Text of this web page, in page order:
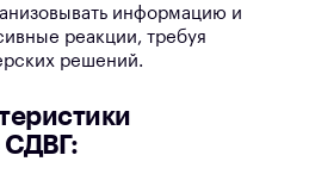
информацию и
реакции, требуя
решений.
СДВГ: